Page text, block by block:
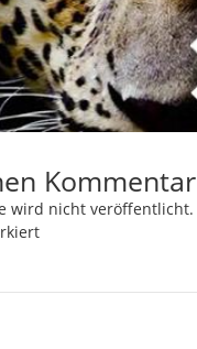
Kommentar
wird nicht veröffentlicht.